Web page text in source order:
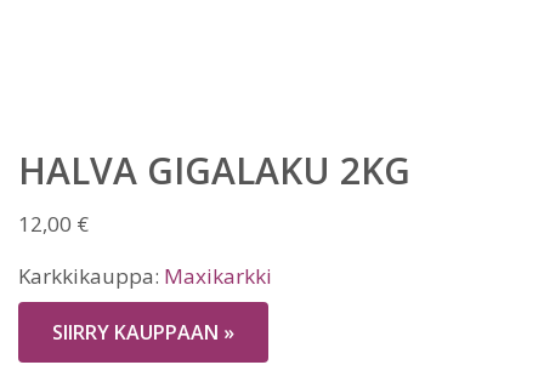
HALVA GIGALAKU 2KG
12,00 €
Karkkikauppa: Maxikarkki
SIIRRY KAUPPAAN »